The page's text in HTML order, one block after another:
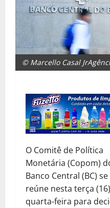
© Marcello Casal
O Comitê de Política
Monetária (Copom)
Banco Central (BC) se
reúne nesta terça
quarta-feira para